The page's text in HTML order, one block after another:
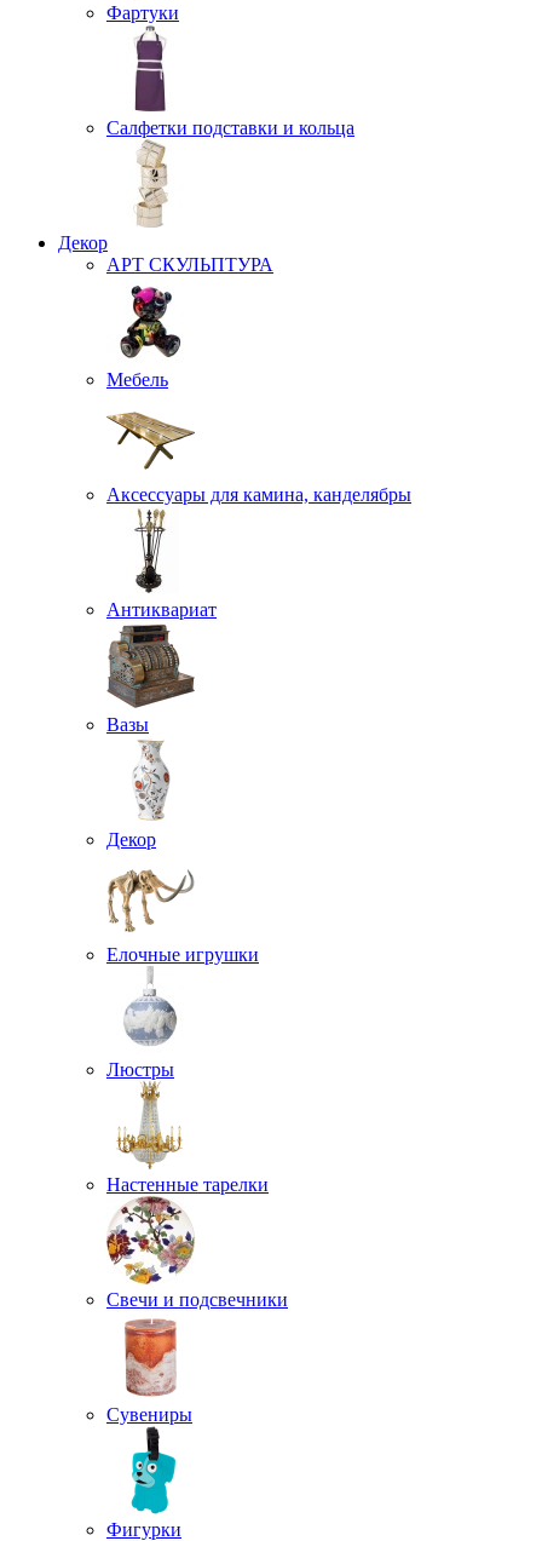
Фартуки
Салфетки подставки и кольца
Декор
АРТ СКУЛЬПТУРА
Мебель
Аксессуары для камина, канделябры
Антиквариат
Вазы
Декор
Елочные игрушки
Люстры
Настенные тарелки
Свечи и подсвечники
Сувениры
Фигурки